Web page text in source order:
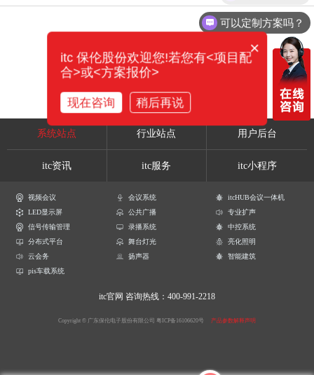
系统站点 行业站点 用户后台
itc资讯 itc服务 itc小程序
视频会议 会议系统
itcHUB会议一体机
LED显示屏
公共广播
专业扩声
信号传输管理
录播系统
中控系统
分布式平台
舞台灯光
亮化照明
云会务
扬声器
智能建筑
pis车载系统
itc官网 咨询热线：400-991-2218
Copyright © 广东保伦电子股份有限公司 粤ICP备16106620号 产品参数解释声明
可以定制方案吗？
×
itc 保伦股份欢迎您!若您有<项目配
合>或<方案报价>
现在咨询 稍后再说